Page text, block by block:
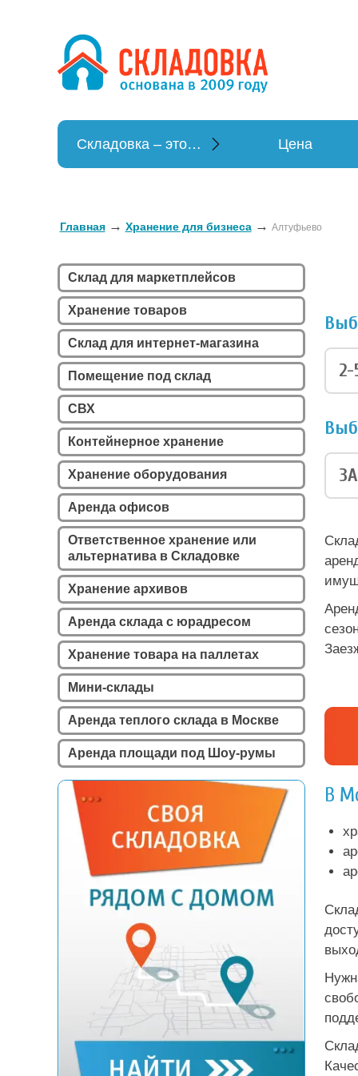
Складовка – это… Цена
Главная→ Хранение для бизнеса→ Алтуфьево
Склад для маркетплейсов
Хранение товаров
Склад для интернет-магазина
Помещение под склад
СВХ
Контейнерное хранение
Хранение оборудования
Аренда офисов
Ответственное хранение или
альтернатива в Складовке
Хранение архивов
Аренда склада с юрадресом
Хранение товара на паллетах
Мини-склады
Аренда теплого склада в Москве
Аренда площади под Шоу-румы
В